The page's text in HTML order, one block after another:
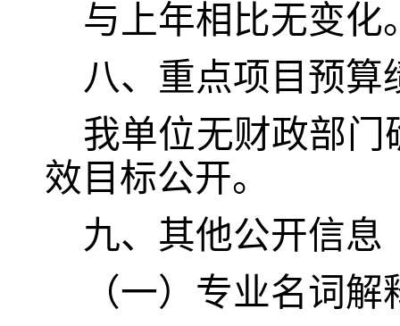
与上年相比无变化
八、重点项目预算
我单位无财政部
效目标公开。
九、其他公开信息
（一）专业名词解